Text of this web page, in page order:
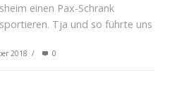
einen Pax-Schrank
Tja und so führte uns
2018 / 0